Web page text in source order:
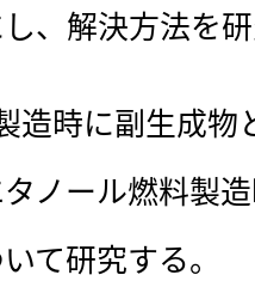
、解決方法を
造時に副生成物
ノール燃料製
て研究する。